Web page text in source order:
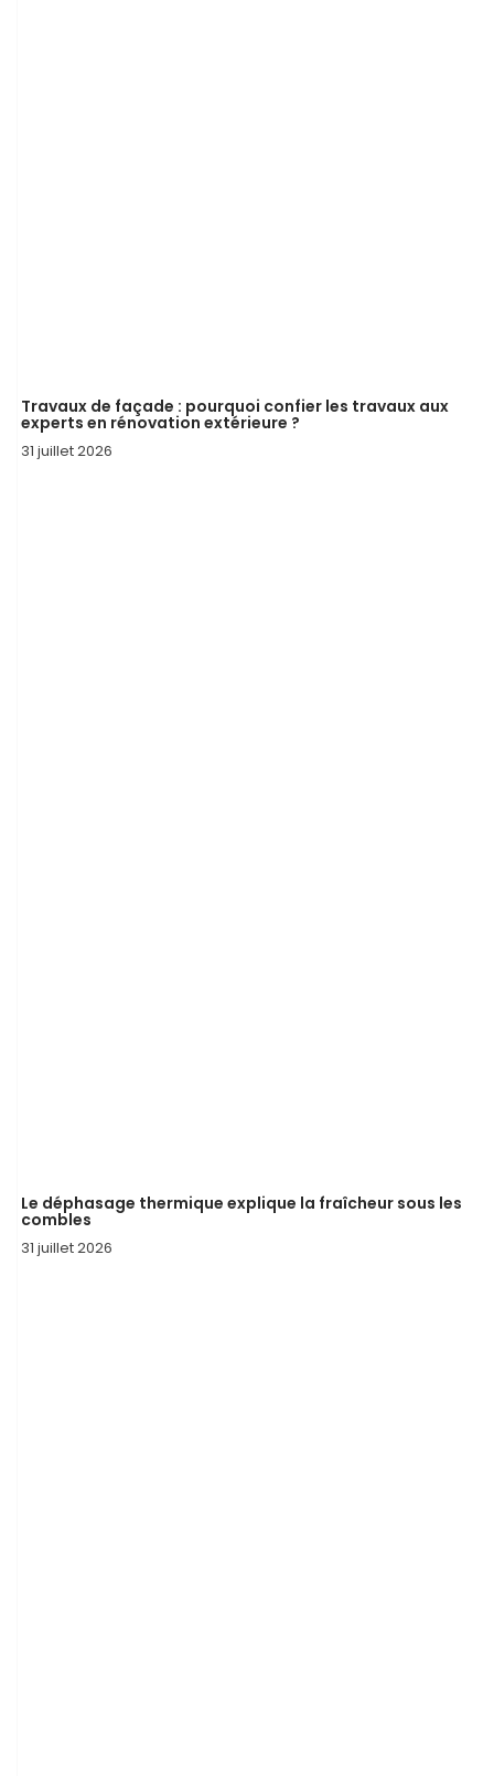
Travaux de façade : pourquoi confier les travaux aux
experts en rénovation extérieure ?
31 juillet 2026
Le déphasage thermique explique la fraîcheur sous les
combles
31 juillet 2026